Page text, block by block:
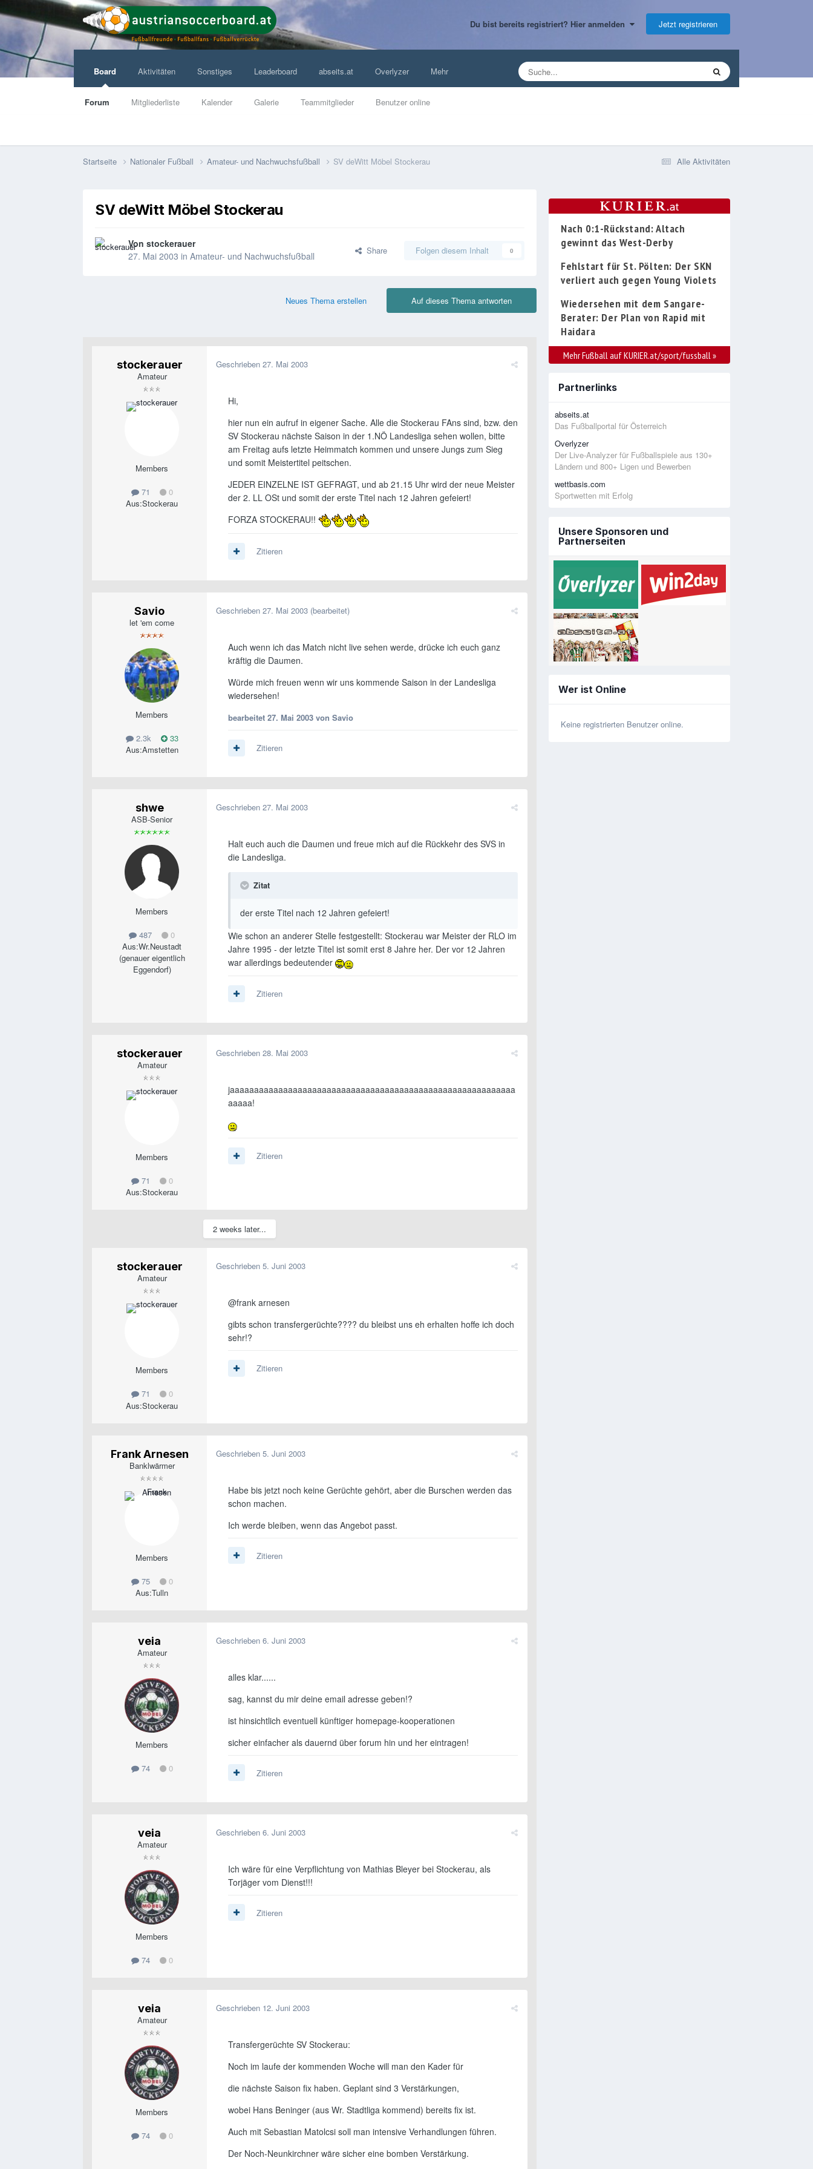
Du bist bereits registriert? Hier anmelden Jetzt registrieren
Board
Forum Mitgliederliste Kalender Galerie Teammitglieder Benutzer online
Aktivitäten Sonstiges Leaderboard abseits.at Overlyzer Mehr
Alle Aktivitäten
Startseite Nationaler Fußball Amateur- und Nachwuchsfußball SV deWitt Möbel Stockerau
SV deWitt Möbel Stockerau
Von stockerauer
27. Mai 2003 in Amateur- und Nachwuchsfußball Share Folgen diesem Inhalt 0
Auf dieses Thema antworten
Neues Thema erstellen
stockerauer
Amateur
Members
71
0
Aus:Stockerau
Geschrieben 27. Mai 2003
Hi,
hier nun ein aufruf in eigener Sache. Alle die Stockerau FAns sind, bzw. den
SV Stockerau nächste Saison in der 1.NÖ Landesliga sehen wollen, bitte
am Freitag aufs letzte Heimmatch kommen und unsere Jungs zum Sieg
und somit Meistertitel peitschen.
JEDER EINZELNE IST GEFRAGT, und ab 21.15 Uhr wird der neue Meister
der 2. LL OSt und somit der erste Titel nach 12 Jahren gefeiert!
FORZA STOCKERAU!!
Zitieren
Savio
let 'em come
Members
2.3k
33
Aus:Amstetten
Geschrieben 27. Mai 2003 (bearbeitet)
Auch wenn ich das Match nicht live sehen werde, drücke ich euch ganz
kräftig die Daumen.
Würde mich freuen wenn wir uns kommende Saison in der Landesliga
wiedersehen!
bearbeitet 27. Mai 2003 von Savio
Zitieren
shwe
ASB-Senior
Members
487
0
Aus:Wr.Neustadt
(genauer eigentlich
Eggendorf)
Geschrieben 27. Mai 2003
Halt euch auch die Daumen und freue mich auf die Rückkehr des SVS in
die Landesliga.
Zitat
der erste Titel nach 12 Jahren gefeiert!
Wie schon an anderer Stelle festgestellt: Stockerau war Meister der RLO im
Jahre 1995 - der letzte Titel ist somit erst 8 Jahre her. Der vor 12 Jahren
war allerdings bedeutender
Zitieren
stockerauer
Amateur
Members
71
0
Aus:Stockerau
Geschrieben 28. Mai 2003
jaaaaaaaaaaaaaaaaaaaaaaaaaaaaaaaaaaaaaaaaaaaaaaaaaaaaaaaaaaa
aaaaa!
Zitieren
2 weeks later...
stockerauer
Amateur
Members
71
0
Aus:Stockerau
Geschrieben 5. Juni 2003
@frank arnesen
gibts schon transfergerüchte???? du bleibst uns eh erhalten hoffe ich doch
sehr!?
Zitieren
Frank Arnesen
Banklwärmer
Members
75
0
Aus:Tulln
Geschrieben 5. Juni 2003
Habe bis jetzt noch keine Gerüchte gehört, aber die Burschen werden das
schon machen.
Ich werde bleiben, wenn das Angebot passt.
Zitieren
veia
Amateur
Members
74 0
Geschrieben 6. Juni 2003
alles klar......
sag, kannst du mir deine email adresse geben!?
ist hinsichtlich eventuell künftiger homepage-kooperationen
sicher einfacher als dauernd über forum hin und her eintragen!
Zitieren
veia
Amateur
Members
74 0
Geschrieben 6. Juni 2003
Ich wäre für eine Verpflichtung von Mathias Bleyer bei Stockerau, als
Torjäger vom Dienst!!!
Zitieren
veia
Amateur
Members
74 0
Geschrieben 12. Juni 2003
Transfergerüchte SV Stockerau:
Noch im laufe der kommenden Woche will man den Kader für
die nächste Saison fix haben. Geplant sind 3 Verstärkungen,
wobei Hans Beninger (aus Wr. Stadtliga kommend) bereits fix ist.
Auch mit Sebastian Matolcsi soll man intensive Verhandlungen führen.
Der Noch-Neunkirchner wäre sicher eine bomben Verstärkung.
Nach 0:1-Rückstand: Altach
gewinnt das West-Derby
Fehlstart für St. Pölten: Der SKN
verliert auch gegen Young Violets
Wiedersehen mit dem Sangare-
Berater: Der Plan von Rapid mit
Haidara
Mehr Fußball auf KURIER.at/sport/fussball »
Partnerlinks
abseits.at
Das Fußballportal für Österreich
Overlyzer
Der Live-Analyzer für Fußballspiele aus 130+
Ländern und 800+ Ligen und Bewerben
wettbasis.com
Sportwetten mit Erfolg
Unsere Sponsoren und
Partnerseiten
Wer ist Online
Keine registrierten Benutzer online.